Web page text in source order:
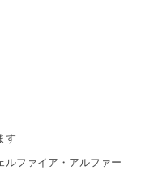
す
ルファイア・アルファー